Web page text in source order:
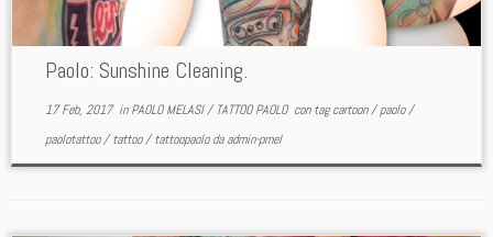
Paolo: Sunshine Cleaning.
17 Feb, 2017inPAOLO MELASI/TATTOO PAOLO con tagcartoon/paolo/
paolotattoo/tattoo/tattoopaolodaadmin-pmel